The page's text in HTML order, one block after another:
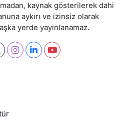
kaynak gösterilerek dahi
aykırı ve izinsiz olarak
yerde yayınlanamaz.